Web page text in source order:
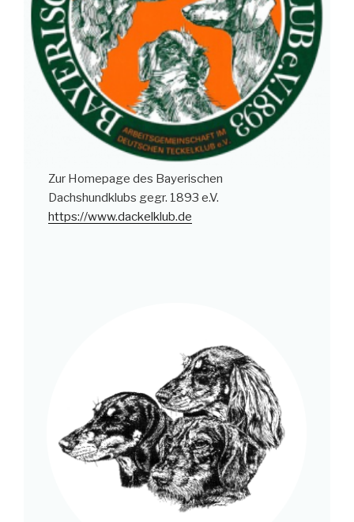
Zur Homepage des Bayerischen
Dachshundklubs gegr. 1893 e.V.
https://www.dackelklub.de